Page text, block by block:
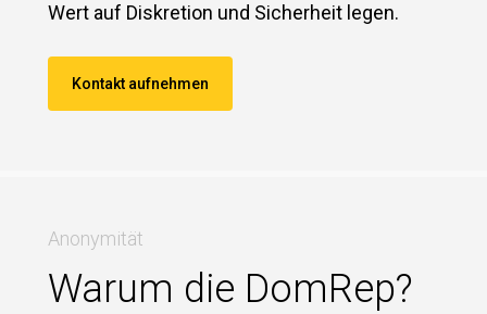
Wert auf Diskretion und Sicherheit legen.
Kontakt aufnehmen
Anonymität
Warum die DomRep?